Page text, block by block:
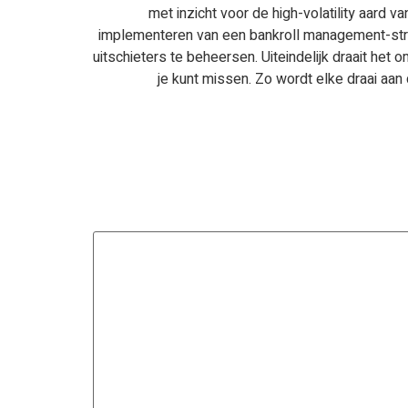
met inzicht voor de high-volatility aard
implementeren van een bankroll management-
uitschieters te beheersen. Uiteindelijk draait het
je kunt missen. Zo wordt elke draai